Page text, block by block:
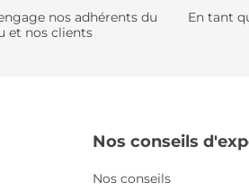
nos adhérents du
et nos clients
En tant
Nos conseils
Nos conseils